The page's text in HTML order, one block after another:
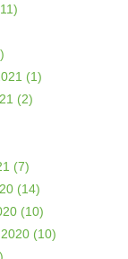
(1)
(2)
(7)
(14)
(10)
(10)